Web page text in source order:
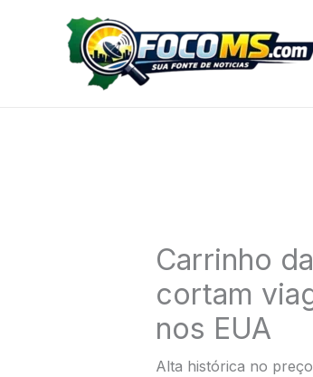
Carrinho
cortam
nos EUA
Alta histórica no